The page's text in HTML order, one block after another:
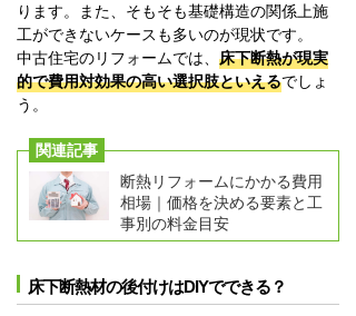
ります。また、そもそも基礎構造の関係上施
工ができないケースも多いのが現状です。
中古住宅のリフォームでは、 床下断熱が現実
的で費用対効果の高い選択肢といえるでしょ
う。
関連記事
断熱リフォームにかかる費用
相場｜価格を決める要素と工
事別の料金目安
床下断熱材の後付けはDIYでできる？